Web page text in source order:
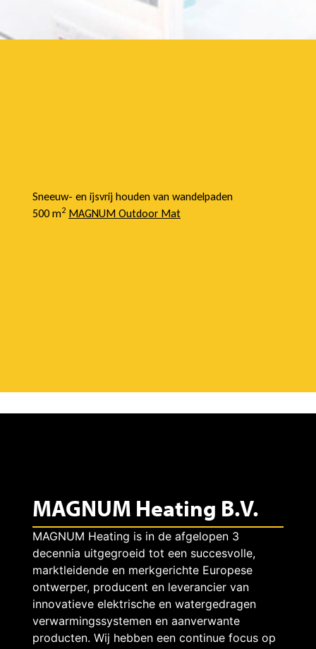
Sneeuw- en ijsvrij houden van wandelpaden
500 m2 MAGNUM Outdoor Mat
MAGNUM Heating B.V.
MAGNUM Heating is in de afgelopen 3
decennia uitgegroeid tot een succesvolle,
marktleidende en merkgerichte Europese
ontwerper, producent en leverancier van
innovatieve elektrische en watergedragen
verwarmingssystemen en aanverwante
producten. Wij hebben een continue focus op